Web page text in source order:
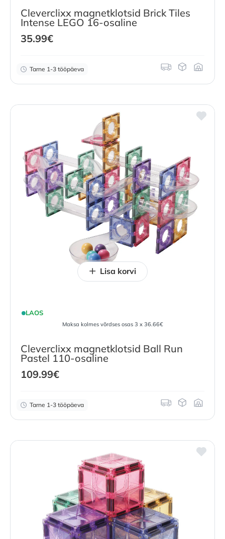
Cleverclixx magnetklotsid Brick Tiles
Intense LEGO 16-osaline
35.99€
Tarne 1-3 tööpäeva
LAOS
Maksa kolmes võrdses osas 3 x 36.66€
Cleverclixx magnetklotsid Ball Run
Pastel 110-osaline
109.99€
Tarne 1-3 tööpäeva
Lisa korvi